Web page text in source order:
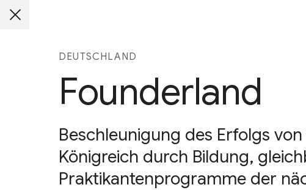
DEUTSCHLAND
Founderland
Beschleunigung des Erfolgs
Königreich durch Bildung,
Praktikantenprogramme der